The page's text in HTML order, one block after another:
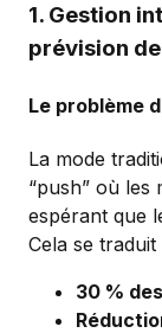
1. Gestion
prévision
Le problème
La mode
“push” où les
espérant que
Cela se traduit
30 %